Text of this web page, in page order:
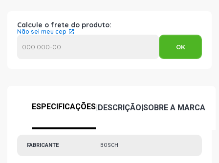
Calcule o frete do produto:
Não sei meu cep
ESPECIFICAÇÕES|DESCRIÇÃO|SOBRE A MARCA
FABRICANTE BOSCH